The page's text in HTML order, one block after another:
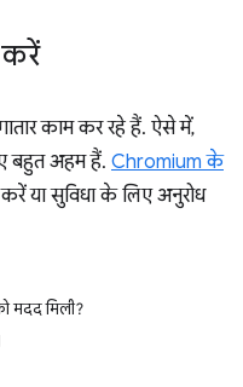
करें
काम कर रहे हैं. ऐसे में,
बहुत अहम हैं. Chromium के
या सुविधा के लिए अनुरोध
मदद मिली?